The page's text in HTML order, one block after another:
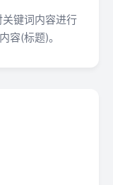
键词内容进行
容(标题)。